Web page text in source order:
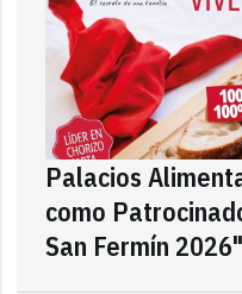
Palacios
como
San Fermín 2026"